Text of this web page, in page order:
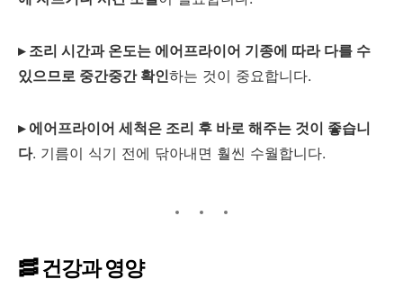
▸조리 시간과 온도는 에어프라이어 기종에 따라 다를 수
있으므로 중간중간 확인하는 것이 중요합니다.
▸에어프라이어 세척은 조리 후 바로 해주는 것이 좋습니
다. 기름이 식기 전에 닦아내면 훨씬 수월합니다.
🥓 건강과 영양